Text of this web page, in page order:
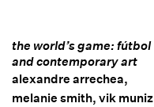
the world’s game: fútbol
and contemporary art
alexandre arrechea,
melanie smith, vik muniz